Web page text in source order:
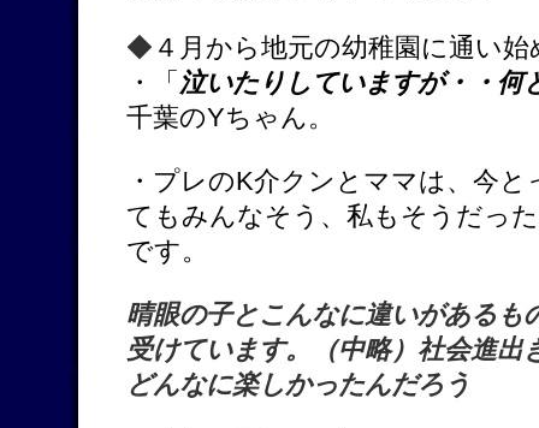
◆ ４月から地元の幼稚園に通い
・「 泣いたりしていますが・・何
千葉のYちゃん。
・プレのK介クンとママは、今
てもみんなそう、私もそうだっ
です。
晴眼の子とこんなに違いがあるも
受けています。（中略）社会進出
どんなに楽しかったんだろう